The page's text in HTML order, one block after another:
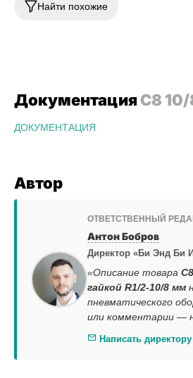
Найти похожие
Документация С8
ДОКУМЕНТАЦИЯ
Автор
ОТВЕТСТВЕННЫЙ
Антон Бобров
Директор «Би Энд Би
«Описание товара
гайкой R1/2-10/8 мм
пневматического
или комментарии —
Написать директору